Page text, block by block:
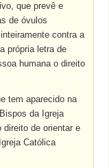
que prevê e
de óvulos
contra a
própria letra de
humana o direito
tem aparecido na
da Igreja
de orientar e
Católica